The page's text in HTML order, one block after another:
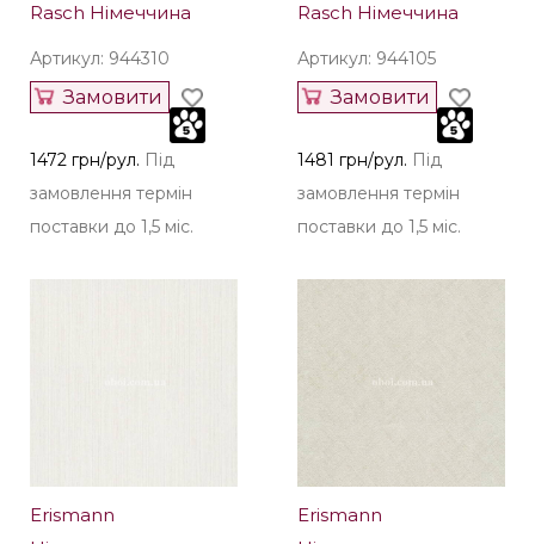
Rasch Німеччина
Артикул: 944310
Замовити
1472 грн/рул. Під
замовлення термін
поставки до 1,5 міс.
Rasch Німеччина
Артикул: 944105
Замовити
1481 грн/рул. Під
замовлення термін
поставки до 1,5 міс.
Erismann
Erismann